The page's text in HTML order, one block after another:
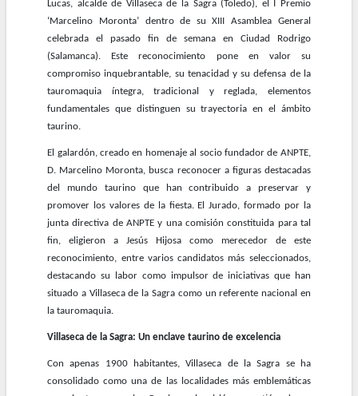
Lucas, alcalde de Villaseca de la Sagra (Toledo), el I Premio
‘Marcelino Moronta’ dentro de su XIII Asamblea General
celebrada el pasado fin de semana en Ciudad Rodrigo
(Salamanca). Este reconocimiento pone en valor su
compromiso inquebrantable, su tenacidad y su defensa de la
tauromaquia íntegra, tradicional y reglada, elementos
fundamentales que distinguen su trayectoria en el ámbito
taurino.
El galardón, creado en homenaje al socio fundador de ANPTE,
D. Marcelino Moronta, busca reconocer a figuras destacadas
del mundo taurino que han contribuido a preservar y
promover los valores de la fiesta. El Jurado, formado por la
junta directiva de ANPTE y una comisión constituida para tal
fin, eligieron a Jesús Hijosa como merecedor de este
reconocimiento, entre varios candidatos más seleccionados,
destacando su labor como impulsor de iniciativas que han
situado a Villaseca de la Sagra como un referente nacional en
la tauromaquia.
Villaseca de la Sagra: Un enclave taurino de excelencia
Con apenas 1900 habitantes, Villaseca de la Sagra se ha
consolidado como una de las localidades más emblemáticas